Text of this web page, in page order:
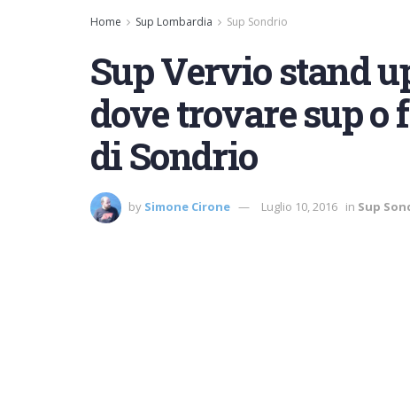
Home Sup Lombardia Sup Sondrio
Sup Vervio stand
dove trovare sup
di Sondrio
by Simone Cirone Luglio 10, 2016 in Sup